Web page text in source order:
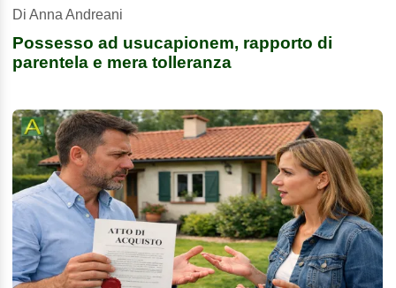
Di Anna Andreani
Possesso ad usucapionem, rapporto di
parentela e mera tolleranza